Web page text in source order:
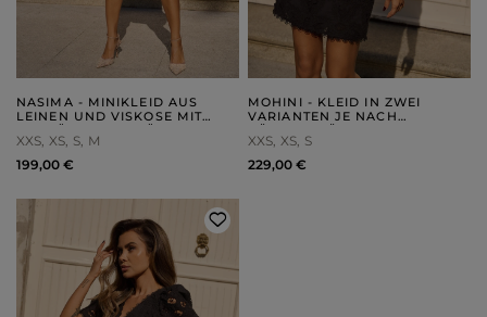
NASIMA - MINIKLEID AUS
LEINEN UND VISKOSE MIT
XXS XS S M
199,00 €
MOHINI - KLEID IN ZWEI
VARIANTEN JE NACH
XXS XS S
229,00 €